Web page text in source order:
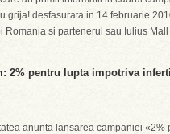
grija! desfasurata in 14 februarie
Romania si partenerul sau Iulius
2% pentru lupta impotriva
anunta lansarea campaniei «2%